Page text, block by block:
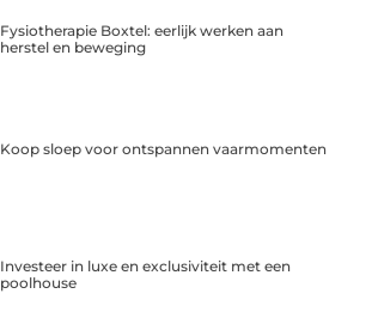
Fysiotherapie Boxtel: eerlijk werken aan
herstel en beweging
Koop sloep voor ontspannen vaarmomenten
Investeer in luxe en exclusiviteit met een
poolhouse